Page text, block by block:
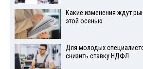
Какие изменения ждут
этой осенью
Для молодых
снизить ставку НДФЛ